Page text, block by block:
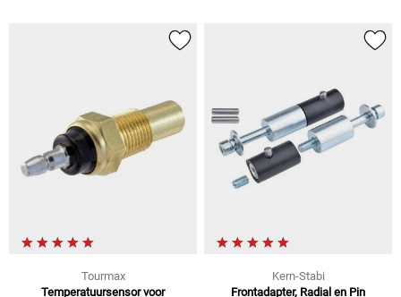
Tourmax
Temperatuursensor voor
Kern-Stabi
Frontadapter, Radial en Pin